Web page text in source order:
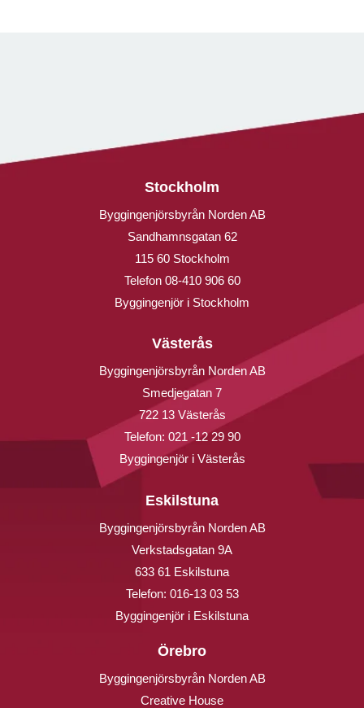
Stockholm
Byggingenjörsbyrån Norden AB
Sandhamnsgatan 62
115 60 Stockholm
Telefon 08-410 906 60
Byggingenjör i Stockholm
Västerås
Byggingenjörsbyrån Norden AB
Smedjegatan 7
722 13 Västerås
Telefon: 021 -12 29 90
Byggingenjör i Västerås
Eskilstuna
Byggingenjörsbyrån Norden AB
Verkstadsgatan 9A
633 61 Eskilstuna
Telefon: 016-13 03 53
Byggingenjör i Eskilstuna
Örebro
Byggingenjörsbyrån Norden AB
Creative House